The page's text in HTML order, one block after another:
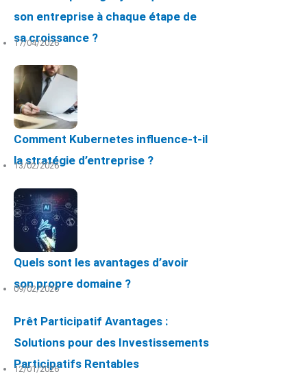
son entreprise à chaque étape de
sa croissance ?
17/04/2026
Comment Kubernetes influence-t-il
la stratégie d’entreprise ?
13/02/2026
Quels sont les avantages d’avoir
son propre domaine ?
09/02/2026
Prêt Participatif Avantages :
Solutions pour des Investissements
Participatifs Rentables
12/01/2026